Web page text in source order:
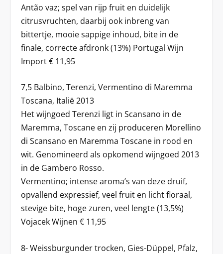
Antão vaz; spel van rijp fruit en duidelijk
citrusvruchten, daarbij ook inbreng van
bittertje, mooie sappige inhoud, bite in de
finale, correcte afdronk (13%) Portugal Wijn
Import € 11,95
7,5 Balbino, Terenzi, Vermentino di Maremma
Toscana, Italië 2013
Het wijngoed Terenzi ligt in Scansano in de
Maremma, Toscane en zij produceren Morellino
di Scansano en Maremma Toscane in rood en
wit. Genomineerd als opkomend wijngoed 2013
in de Gambero Rosso.
Vermentino; intense aroma’s van deze druif,
opvallend expressief, veel fruit en licht floraal,
stevige bite, hoge zuren, veel lengte (13,5%)
Vojacek Wijnen € 11,95
8- Weissburgunder trocken, Gies-Düppel, Pfalz,